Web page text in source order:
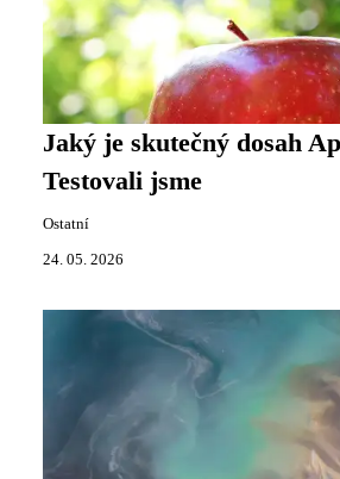
Jaký je skutečný dosah
Testovali jsme
Ostatní
24. 05. 2026